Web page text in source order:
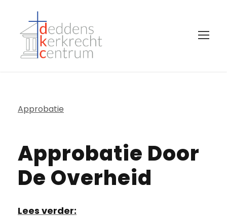
Approbatie
Approbatie Door
De Overheid
Lees verder: